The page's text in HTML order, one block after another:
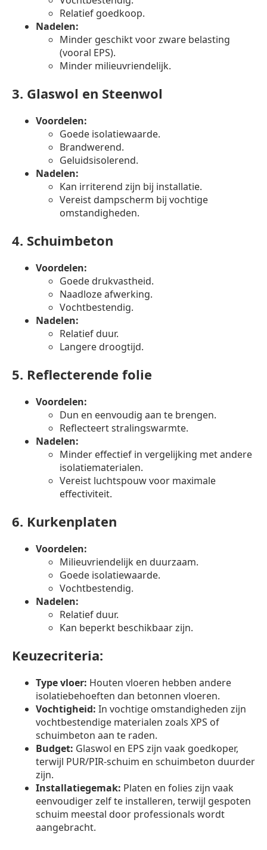
Relatief goedkoop.
Nadelen:
Minder geschikt voor zware belasting
(vooral EPS).
Minder milieuvriendelijk.
3. Glaswol en Steenwol
Voordelen:
Goede isolatiewaarde.
Brandwerend.
Geluidsisolerend.
Nadelen:
Kan irriterend zijn bij installatie.
Vereist dampscherm bij vochtige
omstandigheden.
4. Schuimbeton
Voordelen:
Goede drukvastheid.
Naadloze afwerking.
Vochtbestendig.
Nadelen:
Relatief duur.
Langere droogtijd.
5. Reflecterende folie
Voordelen:
Dun en eenvoudig aan te brengen.
Reflecteert stralingswarmte.
Nadelen:
Minder effectief in vergelijking met andere
isolatiematerialen.
Vereist luchtspouw voor maximale
effectiviteit.
6. Kurkenplaten
Voordelen:
Milieuvriendelijk en duurzaam.
Goede isolatiewaarde.
Vochtbestendig.
Nadelen:
Relatief duur.
Kan beperkt beschikbaar zijn.
Keuzecriteria:
Type vloer: Houten vloeren hebben andere
isolatiebehoeften dan betonnen vloeren.
Vochtigheid: In vochtige omstandigheden zijn
vochtbestendige materialen zoals XPS of
schuimbeton aan te raden.
Budget: Glaswol en EPS zijn vaak goedkoper,
terwijl PUR/PIR-schuim en schuimbeton duurder
zijn.
Installatiegemak: Platen en folies zijn vaak
eenvoudiger zelf te installeren, terwijl gespoten
schuim meestal door professionals wordt
aangebracht.